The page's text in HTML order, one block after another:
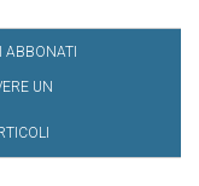
ABBONATI
UN